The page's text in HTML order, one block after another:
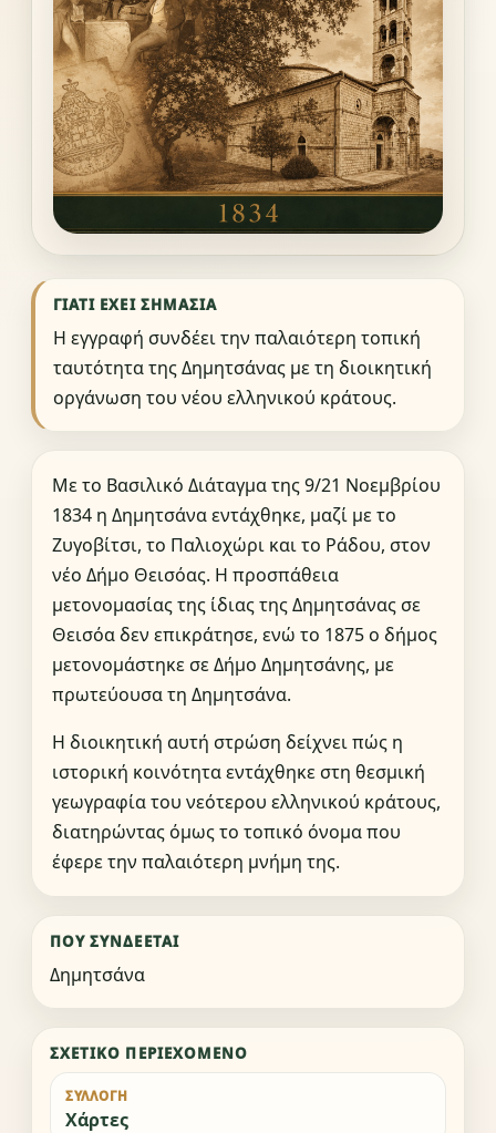
ΓΙΑΤΊ ΈΧΕΙ ΣΗΜΑΣΊΑ
Η εγγραφή συνδέει την παλαιότερη τοπική
ταυτότητα της Δημητσάνας με τη διοικητική
οργάνωση του νέου ελληνικού κράτους.
Με το Βασιλικό Διάταγμα της 9/21 Νοεμβρίου
1834 η Δημητσάνα εντάχθηκε, μαζί με το
Ζυγοβίτσι, το Παλιοχώρι και το Ράδου, στον
νέο Δήμο Θεισόας. Η προσπάθεια
μετονομασίας της ίδιας της Δημητσάνας σε
Θεισόα δεν επικράτησε, ενώ το 1875 ο δήμος
μετονομάστηκε σε Δήμο Δημητσάνης, με
πρωτεύουσα τη Δημητσάνα.
Η διοικητική αυτή στρώση δείχνει πώς η
ιστορική κοινότητα εντάχθηκε στη θεσμική
γεωγραφία του νεότερου ελληνικού κράτους,
διατηρώντας όμως το τοπικό όνομα που
έφερε την παλαιότερη μνήμη της.
ΠΟΎ ΣΥΝΔΈΕΤΑΙ
Δημητσάνα
ΣΧΕΤΙΚΌ ΠΕΡΙΕΧΌΜΕΝΟ
ΣΥΛΛΟΓΉ
Χάρτες